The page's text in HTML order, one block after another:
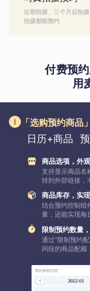
近期拍摄、三个月后拍
拍摄都能预约
付费预
用
「选购预约商品」
日历+商品
商品选项，外
支持显示商品名
转到外部链接，
商品库存，实
结合预约控制组
量，还能实现每
限制预约数量
通过“限制预约
间段的商品配额